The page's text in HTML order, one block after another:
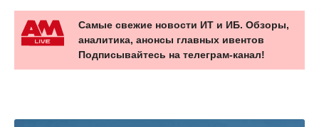
Самые свежие новости ИТ и ИБ. Обзоры,
аналитика, анонсы главных ивентов
Подписывайтесь на телеграм-канал!